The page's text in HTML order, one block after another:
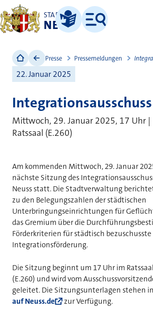
STADT
NEUSS
Leichte Sprache
Menü
Presse Pressemeldungen
22. Januar 2025
Mittwoch, 29. Januar 2025, 17 Uhr |
Ratssaal (E.260)
Am kommenden Mittwoch, 29. Januar
nächste Sitzung des
Neuss statt. Die Stadtverwaltung
zu den Belegungszahlen der städtischen
Unterbringungseinrichtungen für
das Gremium über die
Förderkriterien für städtisch
Integrationsförderung.
Die Sitzung beginnt um 17 Uhr im
(E.260) und wird vom
geleitet. Die Sitzungsunterlagen stehen
auf Neuss.de
zur Verfügung.